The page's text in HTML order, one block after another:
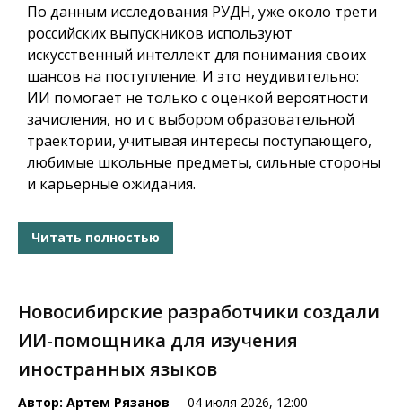
По данным исследования РУДН, уже около трети
российских выпускников используют
искусственный интеллект для понимания своих
шансов на поступление. И это неудивительно:
ИИ помогает не только с оценкой вероятности
зачисления, но и с выбором образовательной
траектории, учитывая интересы поступающего,
любимые школьные предметы, сильные стороны
и карьерные ожидания.
Читать полностью
Новосибирские разработчики создали
ИИ-помощника для изучения
иностранных языков
Автор: Артем Рязанов 04 июля 2026, 12:00